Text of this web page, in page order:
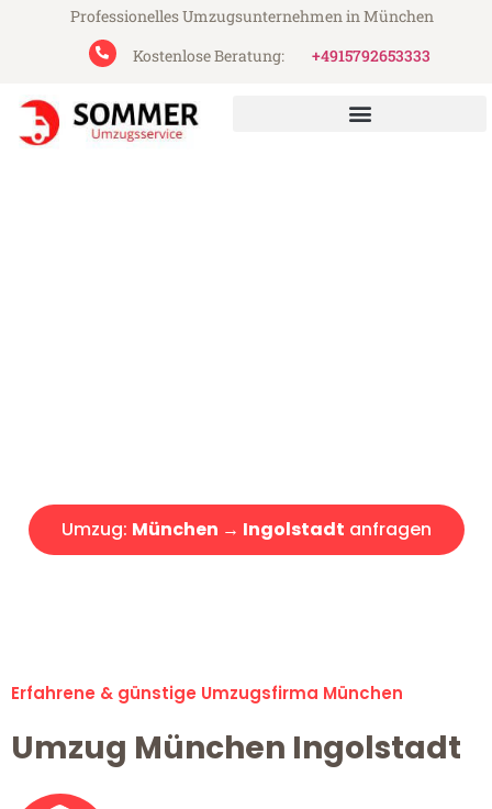
Professionelles Umzugsunternehmen in München
Kostenlose Beratung:
+4915792653333
Umzug: München → Ingolstadt anfragen
Erfahrene & günstige Umzugsfirma München
Umzug München Ingolstadt